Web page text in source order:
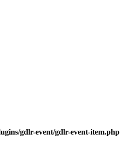
gdlr-event/gdlr-event-item.php